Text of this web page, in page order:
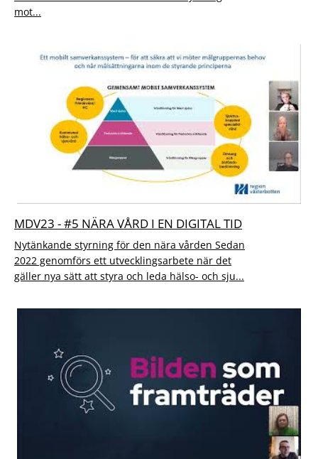
mot...
MDV23 - #5 NÄRA VÅRD I EN DIGITAL TID
Nytänkande styrning för den nära vården Sedan
2022 genomförs ett utvecklingsarbete när det
gäller nya sätt att styra och leda hälso- och sju...